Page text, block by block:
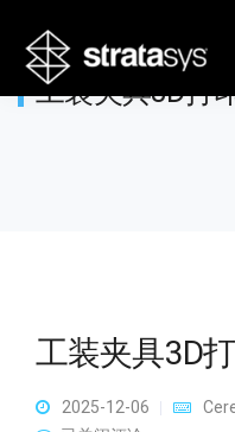
工装夹具3D打
工装夹具3D
2025-12-06